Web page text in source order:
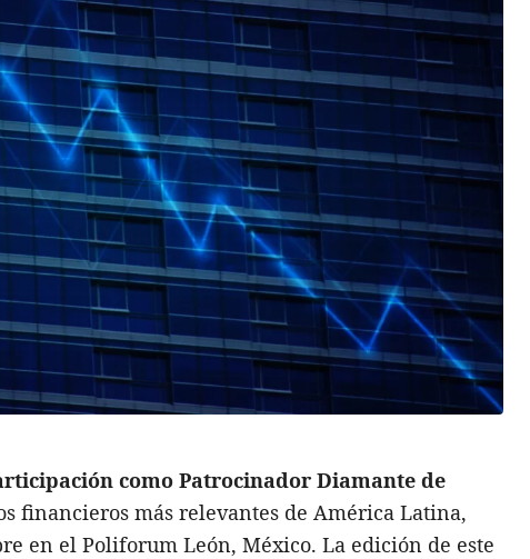
como Patrocinador Diamante de
financieros más relevantes de América Latina,
en el Poliforum León, México. La edición de este